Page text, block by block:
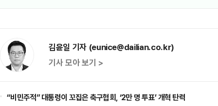
김윤일 기자 (eunice@dailian.co.kr)
기사 모아 보기 >
“비민주적” 대통령이 꼬집은 축구협회, ‘2만 명 투표’ 개혁 탄력